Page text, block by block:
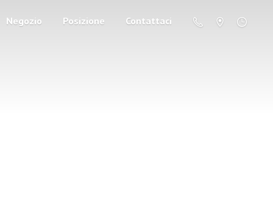
Negozio Posizione Contattaci